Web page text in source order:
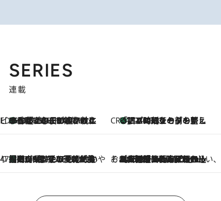
SERIES
連載
ビューティいいもの集め EDITORS' BEST
2026.8.10
35℃超えの日の夜、枕にひと吹き！ BAUMのルームスプレーが、ひのきの香りで心まで解きほぐす CREA'S CHOICE
2026.8.10
「眠る時刻をセットする」——眠りの前を整える、バルミューダの新しいアプローチ
47都道府県の手みやげ ひんやりスイーツで夏を満喫
2026.8.10
【岡山県】この夏絶対食べたい 冷やしておいしいおやつ3選 フルーツが主役のプリンやアイスが勢揃い そおだよおこの関西おいしい、おやつ紀行
2026.8.9
［大阪府箕面市］一皿一皿目の前で仕上げられる、料理を巧みに組み込んだアシェットデセールコース「ミチル アシェット デセール（Michiru assiette dessert）」